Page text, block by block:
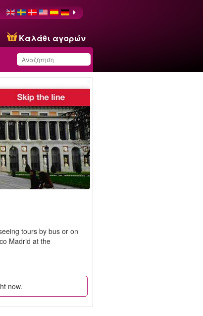
Καλάθι αγορών
Έχετε αποθηκεύσει
αυτό το προϊόν στη
λίστα σας
tours by bus or on
Madrid at the
now.